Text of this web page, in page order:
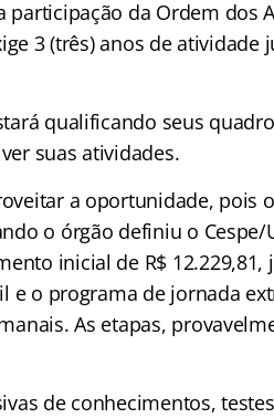
da Ordem dos
3 (três) anos de atividade
qualificando seus
suas atividades.
a oportunidade, pois
o órgão definiu o Cespe/
inicial de R$ 12.229,81,
e o programa de jornada
As etapas,
de conhecimentos,